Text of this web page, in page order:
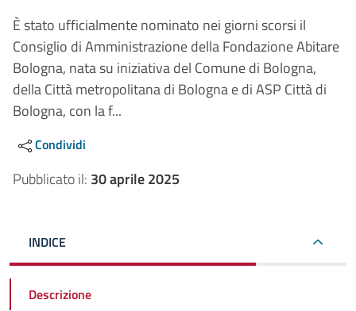
È stato ufficialmente nominato nei giorni scorsi il
Consiglio di Amministrazione della Fondazione Abitare
Bologna, nata su iniziativa del Comune di Bologna,
della Città metropolitana di Bologna e di ASP Città di
Bologna, con la f...
Condividi
Pubblicato il: 30 aprile 2025
INDICE
Descrizione